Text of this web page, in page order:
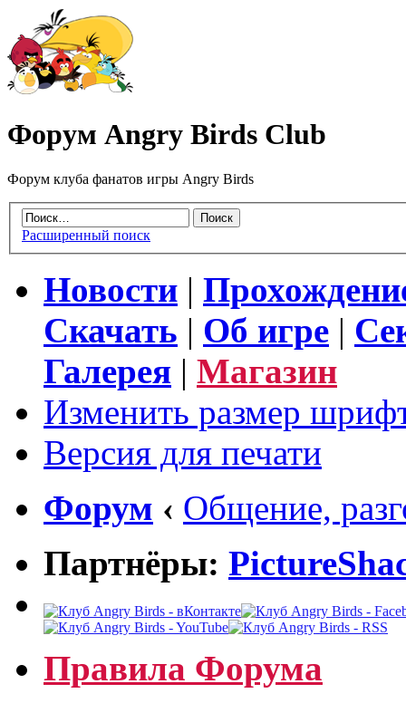
Форум Angry Birds Club
Форум клуба фанатов игры Angry Birds
Расширенный поиск
Новости |
Скачать | Об игре |
Галерея | Магазин
Изменить размер
Версия для печати
Форум ‹ Общение,
Партнёры:
Правила Форума